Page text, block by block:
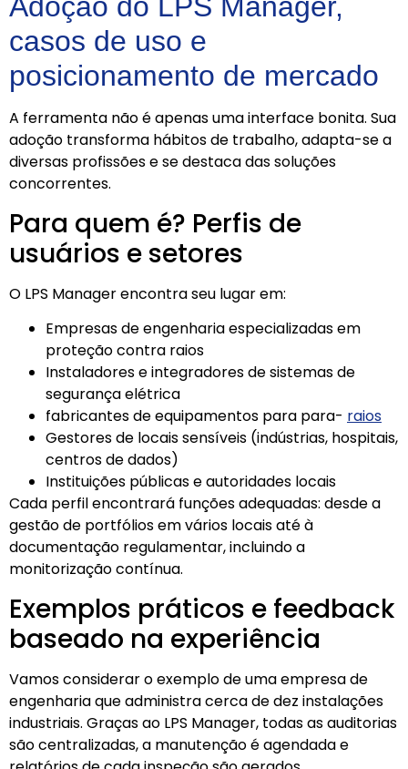
Adoção do LPS Manager,
casos de uso e
posicionamento de mercado
A ferramenta não é apenas uma interface bonita. Sua
adoção transforma hábitos de trabalho, adapta-se a
diversas profissões e se destaca das soluções
concorrentes.
Para quem é? Perfis de
usuários e setores
O LPS Manager encontra seu lugar em:
Empresas de engenharia especializadas em
proteção contra raios
Instaladores e integradores de sistemas de
segurança elétrica
fabricantes de equipamentos para para- raios
Gestores de locais sensíveis (indústrias, hospitais,
centros de dados)
Instituições públicas e autoridades locais
Cada perfil encontrará funções adequadas: desde a
gestão de portfólios em vários locais até à
documentação regulamentar, incluindo a
monitorização contínua.
Exemplos práticos e feedback
baseado na experiência
Vamos considerar o exemplo de uma empresa de
engenharia que administra cerca de dez instalações
industriais. Graças ao LPS Manager, todas as auditorias
são centralizadas, a manutenção é agendada e